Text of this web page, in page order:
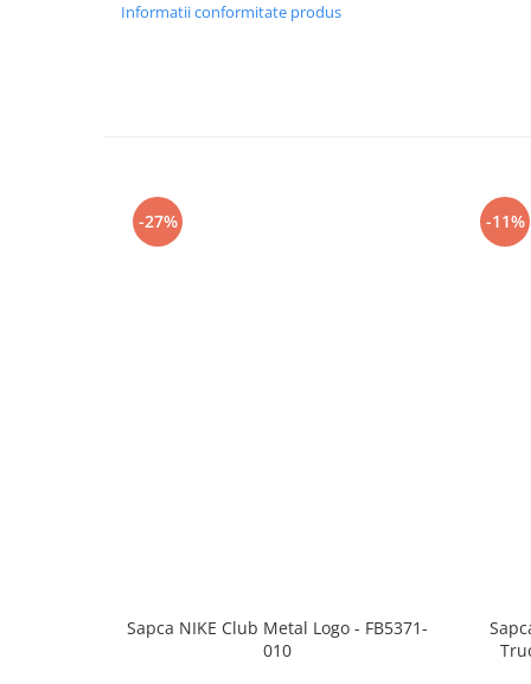
Informatii conformitate produs
-27%
Sapca NIKE Club Metal Logo - FB5371-
010
-11%